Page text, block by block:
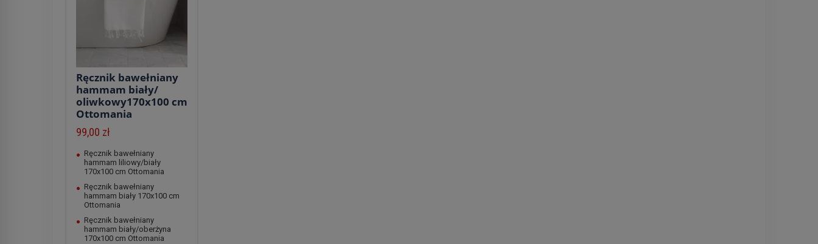
Ręcznik bawełniany
hammam biały/
oliwkowy170x100 cm
Ottomania
99,00 zł
Ręcznik bawełniany
hammam liliowy/biały
170x100 cm Ottomania
Ręcznik bawełniany
hammam biały 170x100 cm
Ottomania
Ręcznik bawełniany
hammam biały/oberżyna
170x100 cm Ottomania